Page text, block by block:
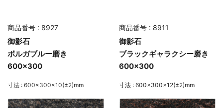
商品番号 : 8927
御影石
ボルガブルー磨き
600×300
寸法 : 600×300×10(±2)mm
商品番号 : 8911
御影石
ブラックギャラクシー磨き
600×300
寸法 : 600×300×12(±2)mm